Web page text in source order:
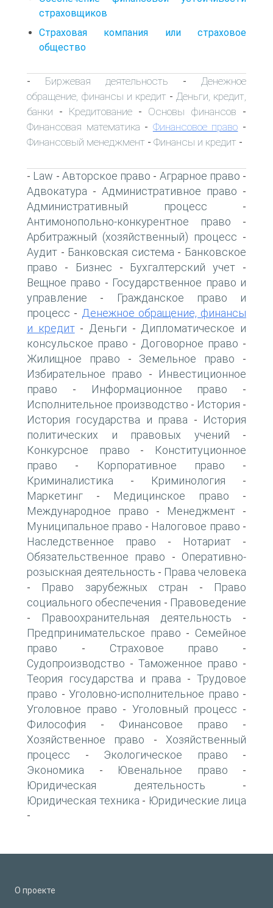
страховщиков
Страховая компания или страховое
общество
- Биржевая деятельность - Денежное
обращение, финансы и кредит - Деньги, кредит,
банки - Кредитование - Основы финансов -
Финансовая математика - Финансовое право -
Финансовый менеджмент - Финансы и кредит -
- Law - Авторское право - Аграрное право -
Адвокатура - Административное право -
Административный процесс -
Антимонопольно-конкурентное право -
Арбитражный (хозяйственный) процесс -
Аудит - Банковская система - Банковское
право - Бизнес - Бухгалтерский учет -
Вещное право - Государственное право и
управление -
Гражданское право и
процесс - Денежное обращение, финансы
и кредит- Деньги - Дипломатическое и
консульское право - Договорное право -
Жилищное право - Земельное право -
Избирательное право -
Инвестиционное
право - Информационное право -
Исполнительное производство - История -
История государства и права -
История
политических и правовых учений -
Конкурсное право -
Конституционное
право - Корпоративное право -
Криминалистика - Криминология -
Маркетинг - Медицинское право -
Международное право - Менеджмент -
Муниципальное право - Налоговое право -
Наследственное право - Нотариат -
Обязательственное право - Оперативно-
розыскная деятельность - Права человека
- Право зарубежных стран -
Право
социального обеспечения - Правоведение
- Правоохранительная деятельность -
Предпринимательское право - Семейное
право - Страховое право -
Судопроизводство - Таможенное право -
Теория государства и права -Трудовое
право - Уголовно-исполнительное право -
Уголовное право - Уголовный процесс -
Философия - Финансовое право -
Хозяйственное право - Хозяйственный
процесс - Экологическое право -
Экономика - Ювенальное право -
Юридическая деятельность -
Юридическая техника - Юридические лица
-
О проекте